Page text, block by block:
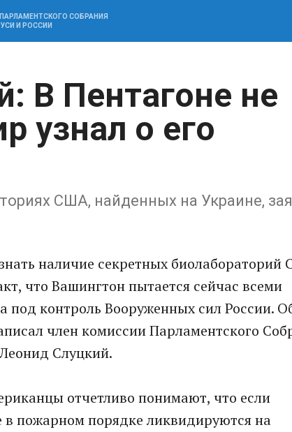
СОБРАНИЯ
И РОССИИ
В Пентагоне не
узнал о его
США, найденных на Украине,
наличие секретных
что Вашингтон пытается сейчас всеми
под контроль Вооруженных сил России.
член комиссии Парламентского
Слуцкий.
отчетливо понимают, что если
пожарном порядке ликвидируются на